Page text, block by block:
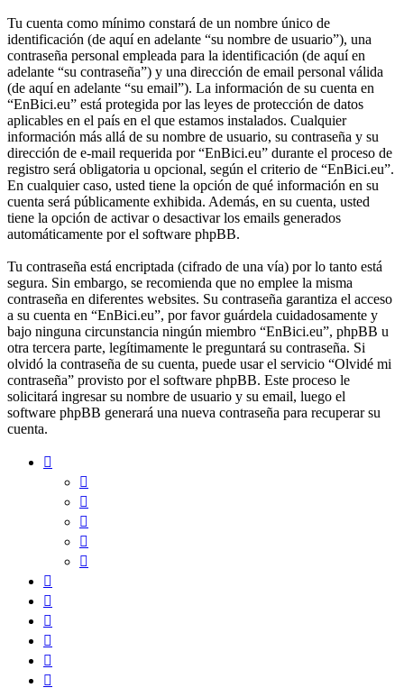
Tu cuenta como mínimo constará de un nombre único de
identificación (de aquí en adelante “su nombre de usuario”), una
contraseña personal empleada para la identificación (de aquí en
adelante “su contraseña”) y una dirección de email personal válida
(de aquí en adelante “su email”). La información de su cuenta en
“EnBici.eu” está protegida por las leyes de protección de datos
aplicables en el país en el que estamos instalados. Cualquier
información más allá de su nombre de usuario, su contraseña y su
dirección de e-mail requerida por “EnBici.eu” durante el proceso de
registro será obligatoria u opcional, según el criterio de “EnBici.eu”.
En cualquier caso, usted tiene la opción de qué información en su
cuenta será públicamente exhibida. Además, en su cuenta, usted
tiene la opción de activar o desactivar los emails generados
automáticamente por el software phpBB.
Tu contraseña está encriptada (cifrado de una vía) por lo tanto está
segura. Sin embargo, se recomienda que no emplee la misma
contraseña en diferentes websites. Su contraseña garantiza el acceso
a su cuenta en “EnBici.eu”, por favor guárdela cuidadosamente y
bajo ninguna circunstancia ningún miembro “EnBici.eu”, phpBB u
otra tercera parte, legítimamente le preguntará su contraseña. Si
olvidó la contraseña de su cuenta, puede usar el servicio “Olvidé mi
contraseña” provisto por el software phpBB. Este proceso le
solicitará ingresar su nombre de usuario y su email, luego el
software phpBB generará una nueva contraseña para recuperar su
cuenta.